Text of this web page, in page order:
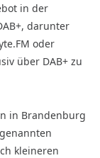
in der
darunter
oder
über DAB+ zu
in Brandenburg
kleineren